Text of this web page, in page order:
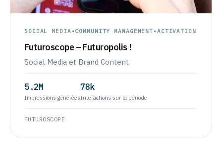
SOCIAL MEDIA •COMMUNITY MANAGEMENT •ACTIVATION
Futuroscope – Futuropolis !
Social Media et Brand Content
5.2M
Impressions générées
78k
Interactions sur la période
FUTUROSCOPE